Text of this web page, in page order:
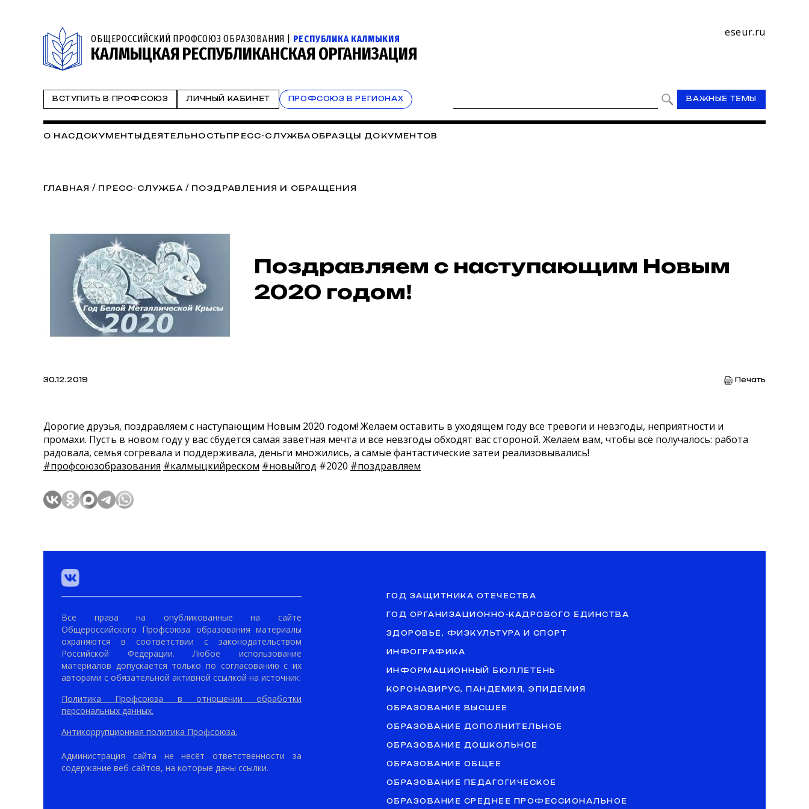
ОБЩЕРОССИЙСКИЙ ПРОФСОЮЗ ОБРАЗОВАНИЯ | РЕСПУБЛИКА КАЛМЫКИЯ
КАЛМЫЦКАЯ РЕСПУБЛИКАНСКАЯ ОРГАНИЗАЦИЯ
eseur.ru
ВСТУПИТЬ В ПРОФСОЮЗ ЛИЧНЫЙ КАБИНЕТ ПРОФСОЮЗ В РЕГИОНАХ ВАЖНЫЕ ТЕМЫ
О НАСДОКУМЕНТЫ ДЕЯТЕЛЬНОСТЬ ПРЕСС-СЛУЖБА ОБРАЗЦЫ ДОКУМЕНТОВ
ГЛАВНАЯ / ПРЕСС-СЛУЖБА / ПОЗДРАВЛЕНИЯ И ОБРАЩЕНИЯ
Поздравляем с наступающим Новым
2020 годом!
30.12.2019 Печать
Дорогие друзья, поздравляем с наступающим Новым 2020 годом! Желаем оставить в уходящем году все тревоги и невзгоды, неприятности и
промахи. Пусть в новом году у вас сбудется самая заветная мечта и все невзгоды обходят вас стороной. Желаем вам, чтобы всё получалось: работа
радовала, семья согревала и поддерживала, деньги множились, а самые фантастические затеи реализовывались!
#профсоюзобразования #калмыцкийреском #новыйгод #2020 #поздравляем
Все права на опубликованные на сайте
Общероссийского Профсоюза образования материалы
охраняются в соответствии с законодательством
Российской Федерации. Любое использование
материалов допускается только по согласованию с их
авторами с обязательной активной ссылкой на источник.
Политика Профсоюза в отношении обработки
персональных данных.
Антикоррупционная политика Профсоюза.
Администрация сайта не несёт ответственности за
содержание веб-сайтов, на которые даны ссылки.
ГОД ЗАЩИТНИКА ОТЕЧЕСТВА
ГОД ОРГАНИЗАЦИОННО-КАДРОВОГО ЕДИНСТВА
ЗДОРОВЬЕ, ФИЗКУЛЬТУРА И СПОРТ
ИНФОГРАФИКА
ИНФОРМАЦИОННЫЙ БЮЛЛЕТЕНЬ
КОРОНАВИРУС, ПАНДЕМИЯ, ЭПИДЕМИЯ
ОБРАЗОВАНИЕ ВЫСШЕЕ
ОБРАЗОВАНИЕ ДОПОЛНИТЕЛЬНОЕ
ОБРАЗОВАНИЕ ДОШКОЛЬНОЕ
ОБРАЗОВАНИЕ ОБЩЕЕ
ОБРАЗОВАНИЕ ПЕДАГОГИЧЕСКОЕ
ОБРАЗОВАНИЕ СРЕДНЕЕ ПРОФЕССИОНАЛЬНОЕ